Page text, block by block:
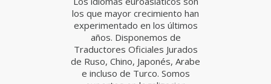
los que mayor crecimiento han
experimentado en los últimos
años. Disponemos de
Traductores Oficiales Jurados
de Ruso, Chino, Japonés, Arabe
e incluso de Turco. Somos